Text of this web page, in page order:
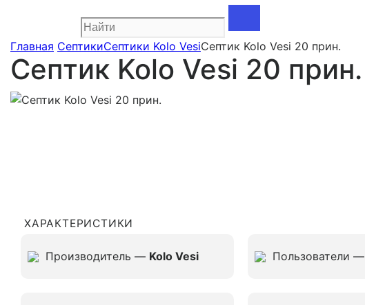
Главная СептикиСептики Kolo VesiСептик Kolo Vesi 20 прин.
Септик Kolo Vesi 20 прин.
ХАРАКТЕРИСТИКИ
Производитель — Kolo Vesi Пользователи —